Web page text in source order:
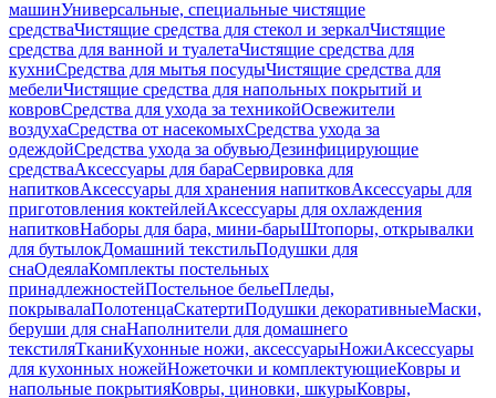
машинУниверсальные, специальные чистящие
средстваЧистящие средства для стекол и зеркалЧистящие
средства для ванной и туалетаЧистящие средства для
кухниСредства для мытья посудыЧистящие средства для
мебелиЧистящие средства для напольных покрытий и
ковровСредства для ухода за техникойОсвежители
воздухаСредства от насекомыхСредства ухода за
одеждойСредства ухода за обувьюДезинфицирующие
средстваАксессуары для бараСервировка для
напитковАксессуары для хранения напитковАксессуары для
приготовления коктейлейАксессуары для охлаждения
напитковНаборы для бара, мини-барыШтопоры, открывалки
для бутылокДомашний текстильПодушки для
снаОдеялаКомплекты постельных
принадлежностейПостельное бельеПледы,
покрывалаПолотенцаСкатертиПодушки декоративныеМаски,
беруши для снаНаполнители для домашнего
текстиляТканиКухонные ножи, аксессуарыНожиАксессуары
для кухонных ножейНожеточки и комплектующиеКовры и
напольные покрытияКовры, циновки, шкурыКовры,